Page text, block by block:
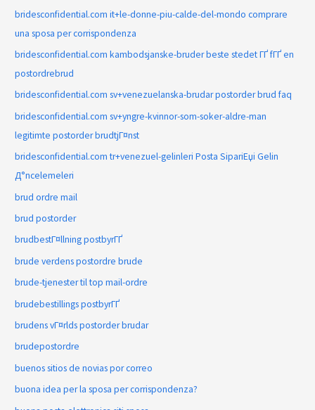
bridesconfidential.com it+le-donne-piu-calde-del-mondo comprare
una sposa per corrispondenza
bridesconfidential.com kambodsjanske-bruder beste stedet ГҐ fГҐ en
postordrebrud
bridesconfidential.com sv+venezuelanska-brudar postorder brud faq
bridesconfidential.com sv+yngre-kvinnor-som-soker-aldre-man
legitimte postorder brudtjГ¤nst
bridesconfidential.com tr+venezuel-gelinleri Posta SipariЕџi Gelin
Д°ncelemeleri
brud ordre mail
brud postorder
brudbestГ¤llning postbyrГҐ
brude verdens postordre brude
brude-tjenester til top mail-ordre
brudebestillings postbyrГҐ
brudens vГ¤rlds postorder brudar
brudepostordre
buenos sitios de novias por correo
buona idea per la sposa per corrispondenza?